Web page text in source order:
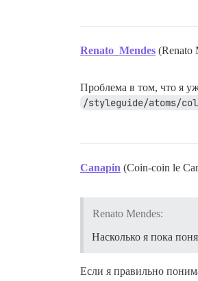
Renato_Mendes (Renato
Проблема в том, что я
/styleguide/atoms/
Canapin (Coin-coin le
Renato Mendes:
Насколько я пока
Если я правильно